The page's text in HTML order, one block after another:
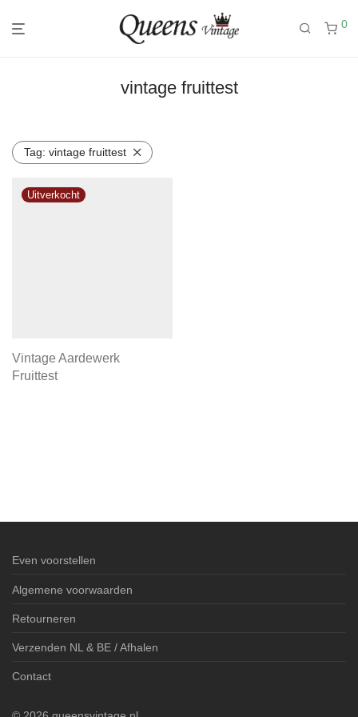
0
vintage fruittest
Tag: vintage fruittest
Vintage Aardewerk
Fruittest
Even voorstellen
Algemene voorwaarden
Retourneren
Verzenden NL & BE / Afhalen
Contact